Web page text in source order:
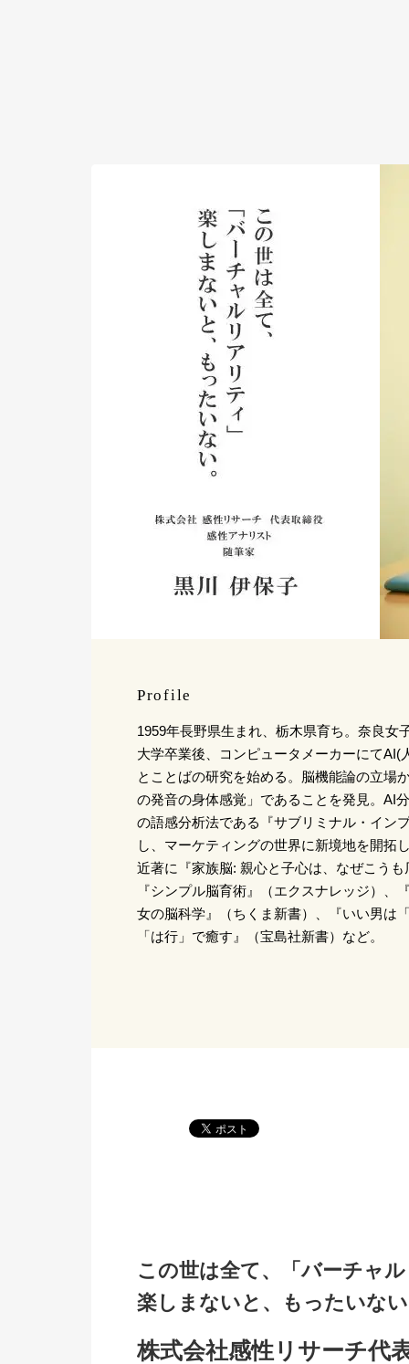
Profile
1959年長野県生まれ、栃木県育ち。奈良女
大学卒業後、コンピュータメーカーにてAI(
とことばの研究を始める。脳機能論の立場
の発音の身体感覚」であることを発見。AI
の語感分析法である『サブリミナル・イン
し、マーケティングの世界に新境地を開拓
近著に『家族脳: 親心と子心は、なぜこう
『シンプル脳育術』（エクスナレッジ）、
女の脳科学』（ちくま新書）、『いい男は
「は行」で癒す』（宝島社新書）など。
この世は全て、「バーチャ
楽しまないと、もったいな
株式会社感性リサーチ代